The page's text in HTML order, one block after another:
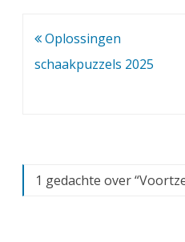
Bericht
navigatie
Oplossingen
schaakpuzzels 2025
1 gedachte over “